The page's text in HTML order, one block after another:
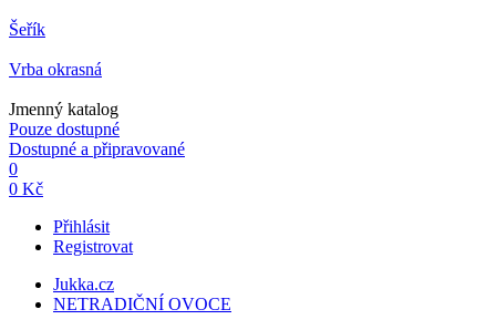
Šeřík
Vrba okrasná
Jmenný katalog
Pouze dostupné
Dostupné a připravované
0
0 Kč
Přihlásit
Registrovat
Jukka.cz
NETRADIČNÍ OVOCE